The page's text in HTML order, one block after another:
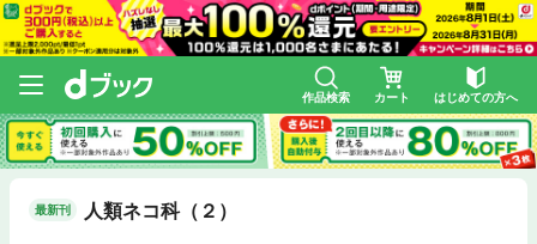
作品検索 カート はじめての方へ
最新刊 人類ネコ科（２）